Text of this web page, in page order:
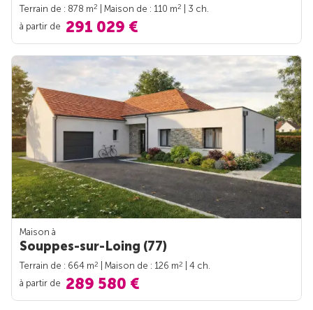
Terrain de : 878 m2 | Maison de : 110 m2
| 3 ch.
à partir de 291 029 €
Maison à
Souppes-sur-Loing (77)
Terrain de : 664 m2 | Maison de : 126 m2
| 4 ch.
à partir de 289 580 €